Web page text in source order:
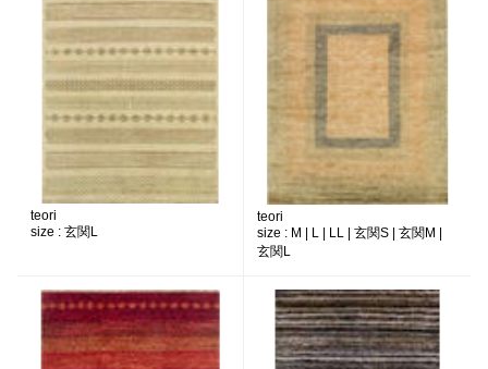
teori
size : 玄関L
teori
size : M | L | LL | 玄関S | 玄関M |
玄関L